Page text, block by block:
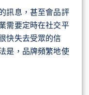
訊息，甚至會品評
需要定時在社交平
快失去受眾的信
是，品牌頻繁地使